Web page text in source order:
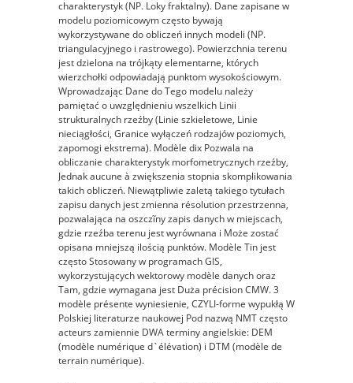
charakterystyk (NP. Loky fraktalny). Dane zapisane w
modelu poziomicowym często bywają
wykorzystywane do obliczeń innych modeli (NP.
triangulacyjnego i rastrowego). Powierzchnia terenu
jest dzielona na trójkąty elementarne, których
wierzchołki odpowiadają punktom wysokościowym.
Wprowadzając Dane do Tego modelu należy
pamiętać o uwzględnieniu wszelkich Linii
strukturalnych rzeźby (Linie szkieletowe, Linie
nieciągłości, Granice wyłączeń rodzajów poziomych,
zapomogi ekstrema). Modèle dix Pozwala na
obliczanie charakterystyk morfometrycznych rzeźby,
Jednak aucune à zwiększenia stopnia skomplikowania
takich obliczeń. Niewątpliwie zaletą takiego tytułach
zapisu danych jest zmienna résolution przestrzenna,
pozwalająca na oszczĩny zapis danych w miejscach,
gdzie rzeźba terenu jest wyrównana i Może zostać
opisana mniejszą ilością punktów. Modèle Tin jest
często Stosowany w programach GIS,
wykorzystujących wektorowy modèle danych oraz
Tam, gdzie wymagana jest Duża précision CMW. 3
modèle présente wyniesienie, CZYLI-forme wypukłą W
Polskiej literaturze naukowej Pod nazwą NMT często
acteurs zamiennie DWA terminy angielskie: DEM
(modèle numérique d`élévation) i DTM (modèle de
terrain numérique).